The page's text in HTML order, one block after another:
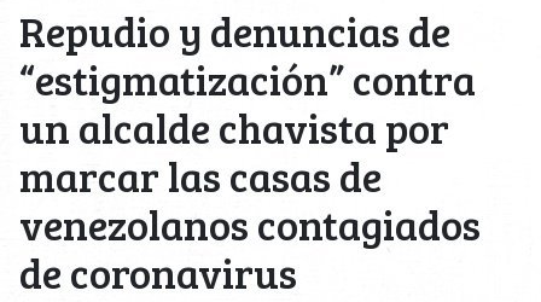
Repudio y denuncias de
“estigmatización” contra
un alcalde chavista por
marcar las casas de
venezolanos contagiados
de coronavirus